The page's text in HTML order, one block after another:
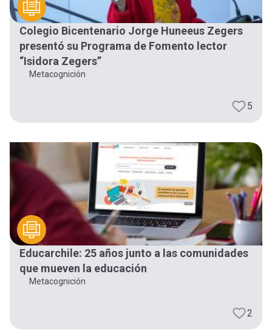
entrar
cuenta
Colegio Bicentenario Jorge Huneeus Zegers
presentó su Programa de Fomento lector
“Isidora Zegers”
Metacognición
5
Educarchile: 25 años junto a las comunidades
que mueven la educación
Metacognición
2